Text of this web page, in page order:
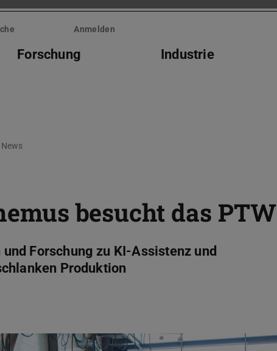
Anmelden
Forschung Industrie
News
besucht das PTW
Forschung zu KI-Assistenz und
Produktion